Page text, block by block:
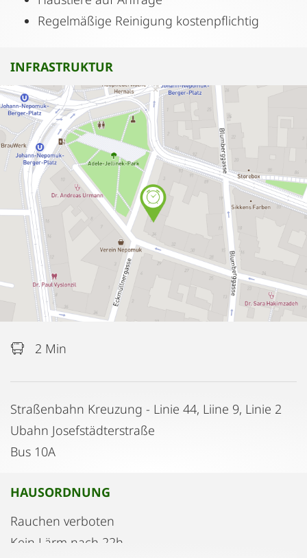
Regelmäßige Reinigung kostenpflichtig
INFRASTRUKTUR
2 Min
Straßenbahn Kreuzung - Linie 44, Liine 9, Linie 2
Ubahn Josefstädterstraße
Bus 10A
HAUSORDNUNG
Rauchen verboten
Kein Lärm nach 22h